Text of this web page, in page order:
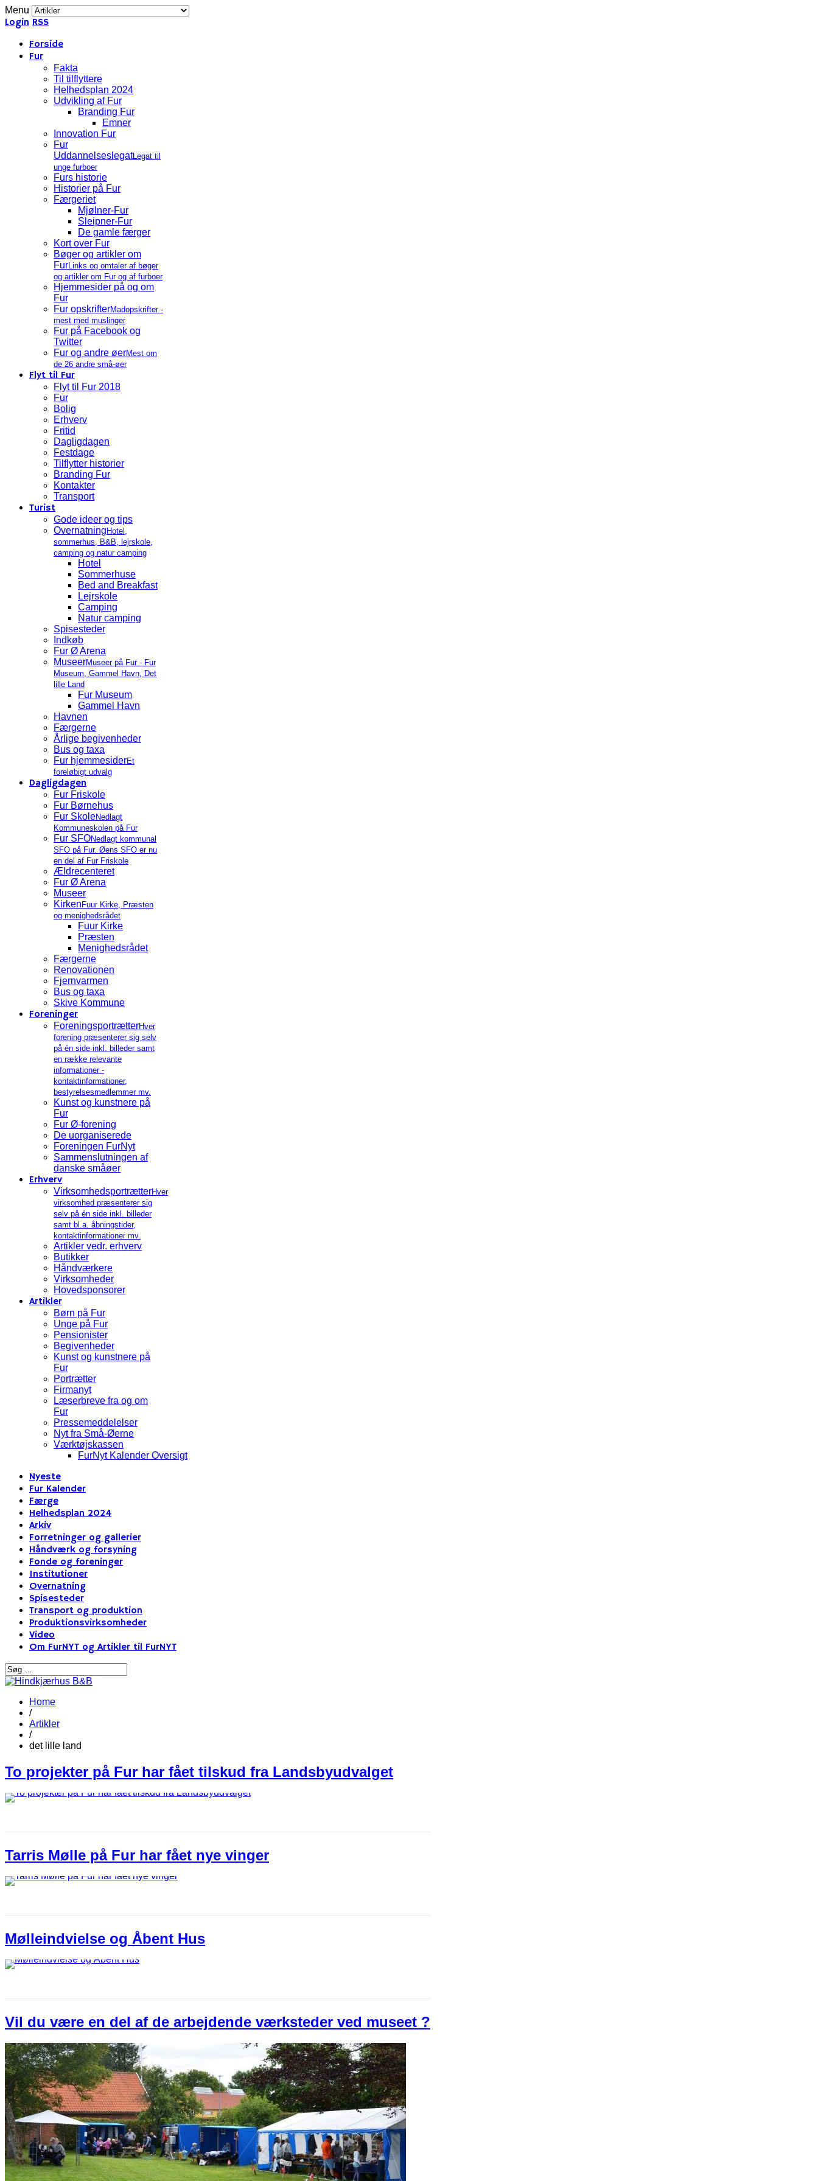
Menu
Login RSS
Forside
Fur
Fakta
Til tilflyttere
Helhedsplan 2024
Udvikling af Fur
Branding Fur
Emner
Innovation Fur
Fur
UddannelseslegatLegat til
unge furboer
Furs historie
Historier på Fur
Færgeriet
Mjølner-Fur
Sleipner-Fur
De gamle færger
Kort over Fur
Bøger og artikler om
FurLinks og omtaler af bøger
og artikler om Fur og af furboer
Hjemmesider på og om
Fur
Fur opskrifterMadopskrifter -
mest med muslinger
Fur på Facebook og
Twitter
Fur og andre øerMest om
de 26 andre små-øer
Flyt til Fur
Flyt til Fur 2018
Fur
Bolig
Erhverv
Fritid
Dagligdagen
Festdage
Tilflytter historier
Branding Fur
Kontakter
Transport
Turist
Gode ideer og tips
Overnatning Hotel,
sommerhus, B&B, lejrskole,
camping og natur camping
Hotel
Sommerhuse
Bed and Breakfast
Lejrskole
Camping
Natur camping
Spisesteder
Indkøb
Fur Ø Arena
MuseerMuseer på Fur - Fur
Museum, Gammel Havn, Det
lille Land
Fur Museum
Gammel Havn
Havnen
Færgerne
Årlige begivenheder
Bus og taxa
Fur hjemmesiderEt
foreløbigt udvalg
Dagligdagen
Fur Friskole
Fur Børnehus
Fur SkoleNedlagt
Kommuneskolen på Fur
Fur SFONedlagt kommunal
SFO på Fur. Øens SFO er nu
en del af Fur Friskole
Ældrecenteret
Fur Ø Arena
Museer
Kirken Fuur Kirke, Præsten
og menighedsrådet
Fuur Kirke
Præsten
Menighedsrådet
Færgerne
Renovationen
Fjernvarmen
Bus og taxa
Skive Kommune
Foreninger
ForeningsportrætterHver
forening præsenterer sig selv
på én side inkl. billeder samt
en række relevante
informationer -
kontaktinformationer,
bestyrelsesmedlemmer mv.
Kunst og kunstnere på
Fur
Fur Ø-forening
De uorganiserede
Foreningen FurNyt
Sammenslutningen af
danske småøer
Erhverv
VirksomhedsportrætterHver
virksomhed præsenterer sig
selv på én side inkl. billeder
samt bl.a. åbningstider,
kontaktinformationer mv.
Artikler vedr. erhverv
Butikker
Håndværkere
Virksomheder
Hovedsponsorer
Artikler
Børn på Fur
Unge på Fur
Pensionister
Begivenheder
Kunst og kunstnere på
Fur
Portrætter
Firmanyt
Læserbreve fra og om
Fur
Pressemeddelelser
Nyt fra Små-Øerne
Værktøjskassen
FurNyt Kalender Oversigt
Nyeste
Fur Kalender
Færge
Helhedsplan 2024
Arkiv
Forretninger og gallerier
Håndværk og forsyning
Fonde og foreninger
Institutioner
Overnatning
Spisesteder
Transport og produktion
Produktionsvirksomheder
Video
Om FurNYT og Artikler til FurNYT
Home
/
Artikler
/
det lille land
To projekter på Fur har fået tilskud fra Landsbyudvalget
Tarris Mølle på Fur har fået nye vinger
Mølleindvielse og Åbent Hus
Vil du være en del af de arbejdende værksteder ved museet ?